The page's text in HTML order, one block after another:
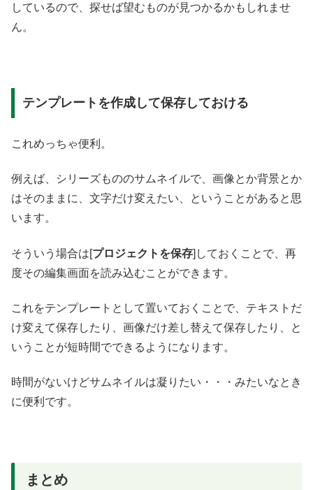
しているので、探せば望むものが見つかるかもしれませ
ん。
テンプレートを作成して保存しておける
これめっちゃ便利。
例えば、シリーズもののサムネイルで、画像とか背景とか
はそのままに、文字だけ変えたい、ということがあると思
います。
そういう場合は[プロジェクトを保存]しておくことで、再
度その編集画面を読み込むことができます。
これをテンプレートとして置いておくことで、テキストだ
け変えて保存したり、画像だけ差し替えて保存したり、と
いうことが短時間でできるようになります。
時間がないけどサムネイルは凝りたい・・・みたいなとき
に便利です。
まとめ